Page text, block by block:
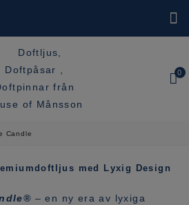
0
Candle
med Lyxig Design
– en ny era av lyxiga